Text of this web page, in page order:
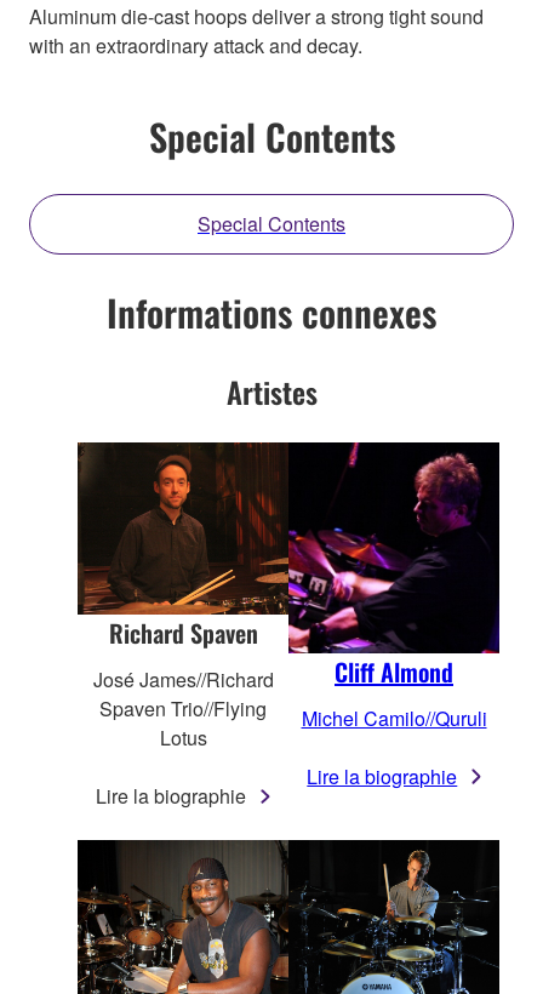
Aluminum die-cast hoops deliver a strong tight sound
with an extraordinary attack and decay.
Special Contents
Special Contents
Informations connexes
Artistes
Richard Spaven
José James//Richard
Spaven Trio//Flying
Lotus
Lire la biographie
Cliff Almond
Michel Camilo//Quruli
Lire la biographie